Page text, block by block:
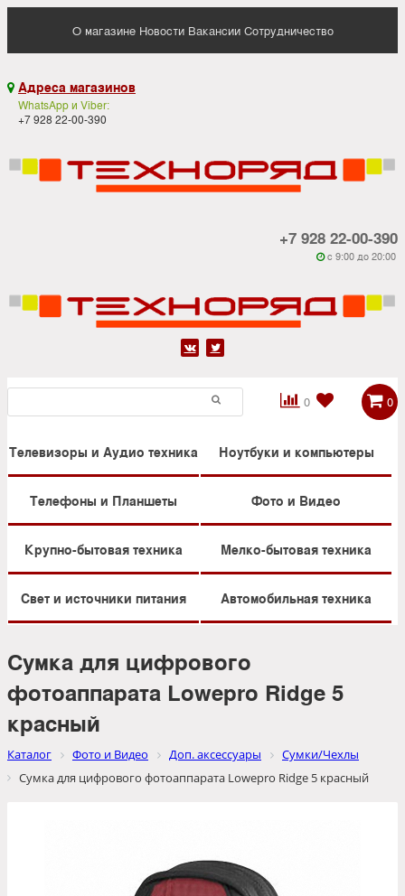
О магазине Новости Вакансии Сотрудничество
 Адреса магазинов
WhatsApp и Viber:
+7 928 22-00-390
+7 928 22-00-390
 c 9:00 до 20:00
 
0

 0
Телевизоры и Аудио техника Ноутбуки и компьютеры
Телефоны и Планшеты Фото и Видео
Крупно-бытовая техника Мелко-бытовая техника
Свет и источники питания Автомобильная техника
Сумка для цифрового
фотоаппарата Lowepro Ridge 5
красный
Каталог Фото и Видео Доп. аксессуары
Сумки/Чехлы
Сумка для цифрового фотоаппарата Lowepro Ridge 5 красный